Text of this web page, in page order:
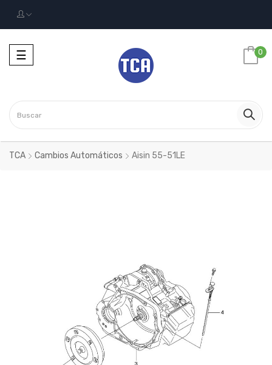
Navegación
Toggle
☰ 0
TCA Cambios Automáticos Aisin 55-51LE